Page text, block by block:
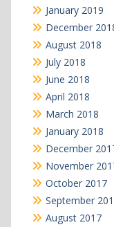
January 2019
December
August 2018
July 2018
June 2018
April 2018
March 2018
January 2018
December
November
October 2017
September
August 2017